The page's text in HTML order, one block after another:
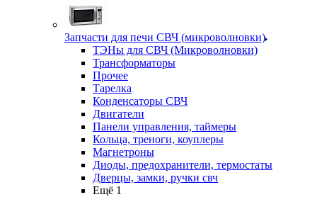
Запчасти для печи СВЧ (микроволновки)
ТЭНы для СВЧ (Микроволновки)
Трансформаторы
Прочее
Тарелка
Конденсаторы СВЧ
Двигатели
Панели управления, таймеры
Кольца, треноги, коуплеры
Магнетроны
Диоды, предохранители, термостаты
Дверцы, замки, ручки свч
Ещё 1